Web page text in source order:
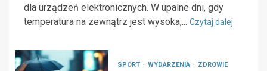
dla urządzeń elektronicznych. W upalne dni, gdy
temperatura na zewnątrz jest wysoka,... Czytaj dalej
SPORT WYDARZENIA ZDROWIE